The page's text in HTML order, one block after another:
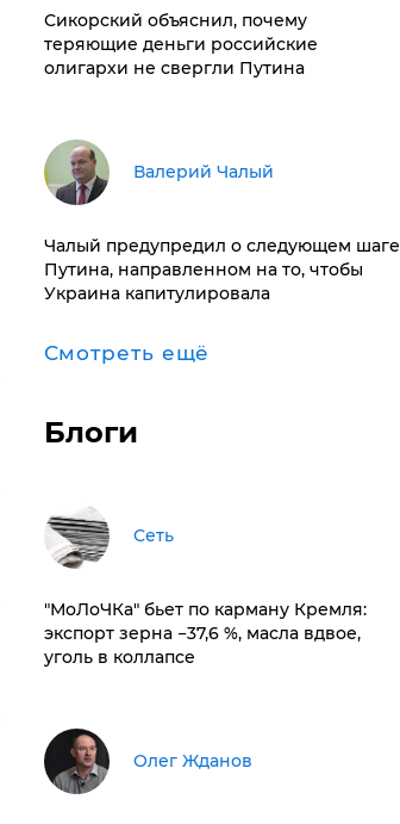
Сикорский объяснил, почему
теряющие деньги российские
олигархи не свергли Путина
Валерий Чалый
Чалый предупредил о следующем шаге
Путина, направленном на то, чтобы
Украина капитулировала
Смотреть ещё
Блоги
Сеть
​"МоЛоЧКа" бьет по карману Кремля:
экспорт зерна −37,6 %, масла вдвое,
уголь в коллапсе
Олег Жданов